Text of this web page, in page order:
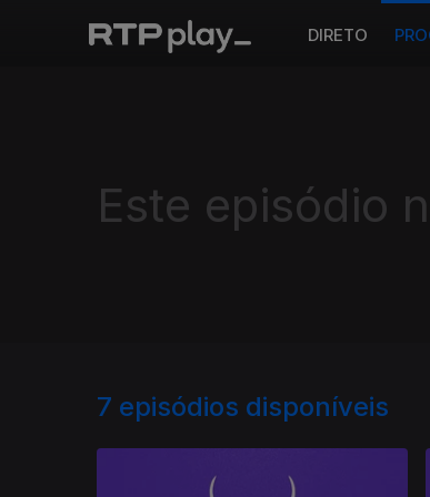
DIRETO
Este episódio
7 episódios disponíveis